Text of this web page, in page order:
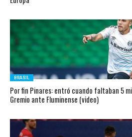
BRASIL
Por fin Pinares: entró cuando faltaban 5
Gremio ante Fluminense (video)